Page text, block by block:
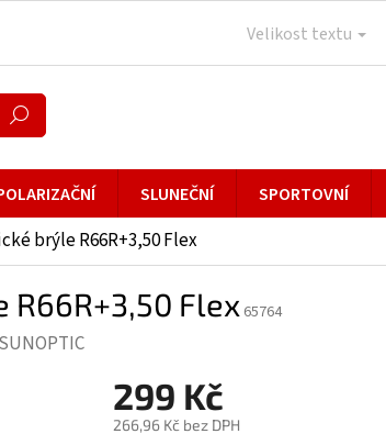
Velikost textu
SLUNEČNÍ SPORTOVNÍ
brýle R66R+3,50 Flex
R66R+3,50 Flex 65764
SUNOPTIC
299 Kč
266,96 Kč bez DPH